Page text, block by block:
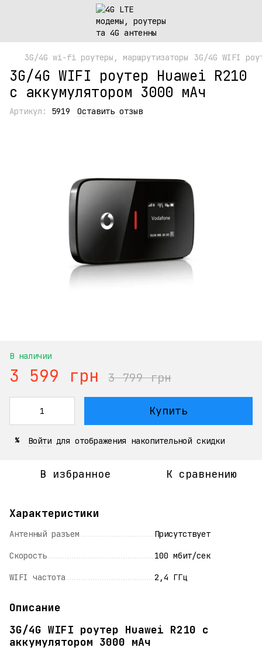
3G/4G wi-fi роутеры, маршрутизаторы 3G/4G WIFI
3G/4G WIFI роутер Huawei R210
с аккумулятором 3000 мАч
Артикул: 5919 Оставить отзыв
В наличии
3 599 грн 3 799 грн
Купить
% Войти для отображения накопительной скидки
В избранное К сравнению
Характеристики
Антенный разъем Присутствует
Скорость 100 мбит/сек
WIFI частота 2,4 ГГц
Описание
3G/4G WIFI роутер Huawei R210 с
аккумулятором 3000 мАч